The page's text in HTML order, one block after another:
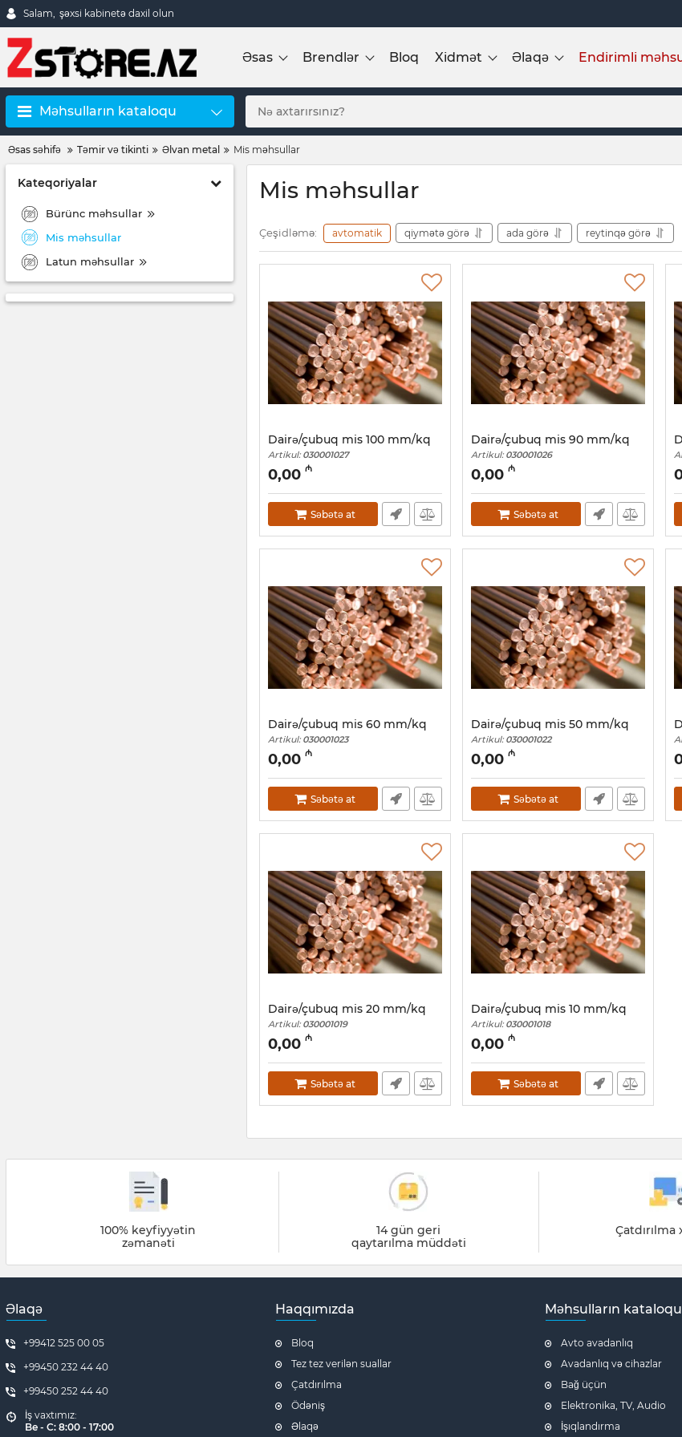
Salam, şəxsi kabinetə daxil olun
Əsas Brendlər Bloq Xidmət Əlaqə Endirimli
Məhsulların kataloqu
Əsas səhifə Təmir və tikinti Əlvan metal Mis məhsullar
Kateqoriyalar
Bürünc məhsullar
Mis məhsullar
Latun məhsullar
Mis məhsullar
Çeşidləmə: avtomatik qiymətə görə ada görə reytinqə görə
Dairə/çubuq mis 100 mm/kq
Artikul: 030001027
0,00 ₼
Səbətə at
Dairə/çubuq mis 90 mm/kq
Artikul: 030001026
0,00 ₼
Səbətə at
Dairə/çubuq mis 60 mm/kq
Artikul: 030001023
0,00 ₼
Səbətə at
Dairə/çubuq mis 50 mm/kq
Artikul: 030001022
0,00 ₼
Səbətə at
Dairə/çubuq mis 20 mm/kq
Artikul: 030001019
0,00 ₼
Səbətə at
Dairə/çubuq mis 10 mm/kq
Artikul: 030001018
0,00 ₼
Səbətə at
100% keyfiyyətin
zəmanəti
14 gün geri
qaytarılma müddəti
Əlaqə
+99412 525 00 05
+99450 232 44 40
+99450 252 44 40
İş vaxtımız:
Be - C: 8:00 - 17:00
Haqqımızda
Bloq
Tez tez verilən suallar
Çatdırılma
Ödəniş
Əlaqə
Məhsulların kataloqu
Avto avadanlıq
Avadanlıq və cihazlar
Bağ üçün
Elektronika, TV, Audio
İşıqlandırma